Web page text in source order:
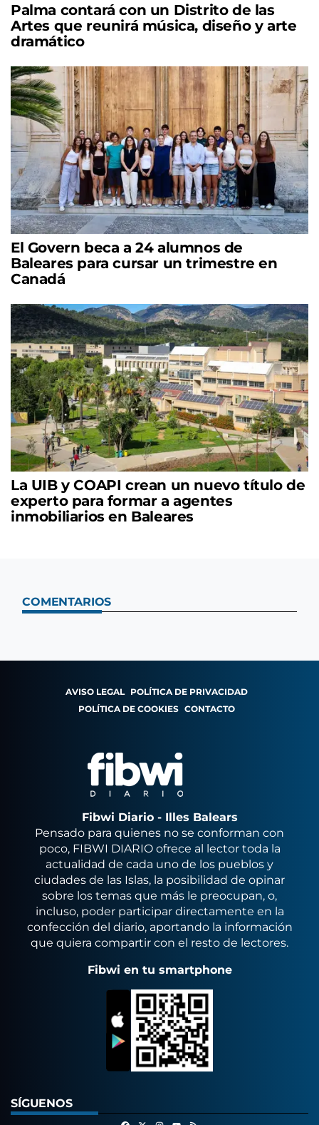
Palma contará con un Distrito de las
Artes que reunirá música, diseño y arte
dramático
El Govern beca a 24 alumnos de
Baleares para cursar un trimestre en
Canadá
La UIB y COAPI crean un nuevo título de
experto para formar a agentes
inmobiliarios en Baleares
COMENTARIOS
AVISO LEGAL POLÍTICA DE PRIVACIDAD
POLÍTICA DE COOKIES CONTACTO
Fibwi Diario - Illes Balears
Pensado para quienes no se conforman con
poco, FIBWI DIARIO ofrece al lector toda la
actualidad de cada uno de los pueblos y
ciudades de las Islas, la posibilidad de opinar
sobre los temas que más le preocupan, o,
incluso, poder participar directamente en la
confección del diario, aportando la información
que quiera compartir con el resto de lectores.
Fibwi en tu smartphone
SÍGUENOS